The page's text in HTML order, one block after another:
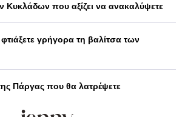
Κυκλάδων που αξίζει να ανακαλύψετε
γρήγορα τη βαλίτσα των
Πάργας που θα λατρέψετε